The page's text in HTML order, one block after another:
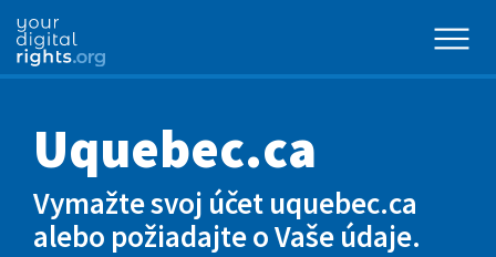
Uquebec.ca
Vymažte svoj účet uquebec.ca
alebo požiadajte o Vaše údaje.